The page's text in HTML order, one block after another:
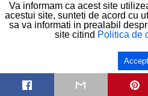
Va informam ca acest site
acestui site, sunteti de acord cu
sa va informati in prealabil
site citind Politica de
Accept